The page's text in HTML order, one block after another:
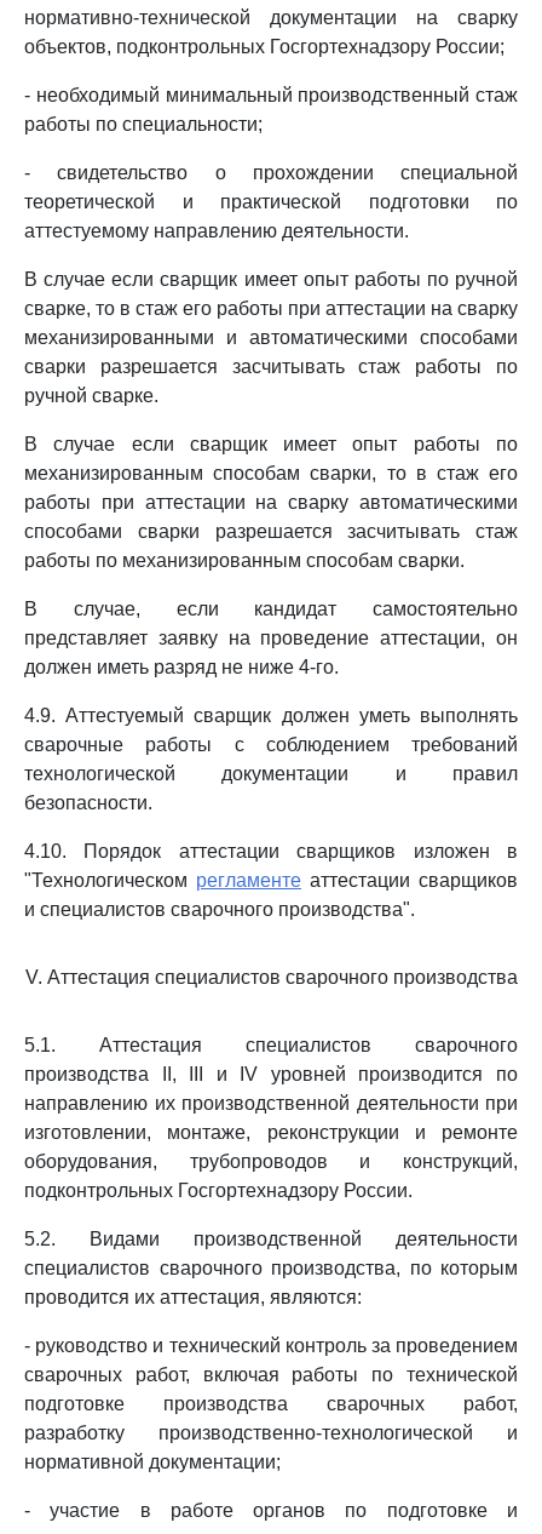
нормативно-технической документации на сварку
объектов, подконтрольных Госгортехнадзору России;
- необходимый минимальный производственный стаж
работы по специальности;
- свидетельство о прохождении специальной
теоретической и практической подготовки по
аттестуемому направлению деятельности.
В случае если сварщик имеет опыт работы по ручной
сварке, то в стаж его работы при аттестации на сварку
механизированными и автоматическими способами
сварки разрешается засчитывать стаж работы по
ручной сварке.
В случае если сварщик имеет опыт работы по
механизированным способам сварки, то в стаж его
работы при аттестации на сварку автоматическими
способами сварки разрешается засчитывать стаж
работы по механизированным способам сварки.
В случае, если кандидат самостоятельно
представляет заявку на проведение аттестации, он
должен иметь разряд не ниже 4-го.
4.9. Аттестуемый сварщик должен уметь выполнять
сварочные работы с соблюдением требований
технологической документации и правил
безопасности.
4.10. Порядок аттестации сварщиков изложен в
"Технологическом регламенте аттестации сварщиков
и специалистов сварочного производства".
V. Аттестация специалистов сварочного производства
5.1. Аттестация специалистов сварочного
производства II, III и IV уровней производится по
направлению их производственной деятельности при
изготовлении, монтаже, реконструкции и ремонте
оборудования, трубопроводов и конструкций,
подконтрольных Госгортехнадзору России.
5.2. Видами производственной деятельности
специалистов сварочного производства, по которым
проводится их аттестация, являются:
- руководство и технический контроль за проведением
сварочных работ, включая работы по технической
подготовке производства сварочных работ,
разработку производственно-технологической и
нормативной документации;
- участие в работе органов по подготовке и